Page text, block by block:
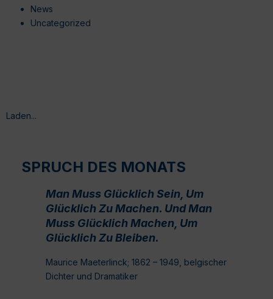
News
Uncategorized
Laden...
SPRUCH DES MONATS
Man Muss Glücklich Sein, Um
Glücklich Zu Machen. Und Man
Muss Glücklich Machen, Um
Glücklich Zu Bleiben.
Maurice Maeterlinck; 1862 – 1949, belgischer
Dichter und Dramatiker